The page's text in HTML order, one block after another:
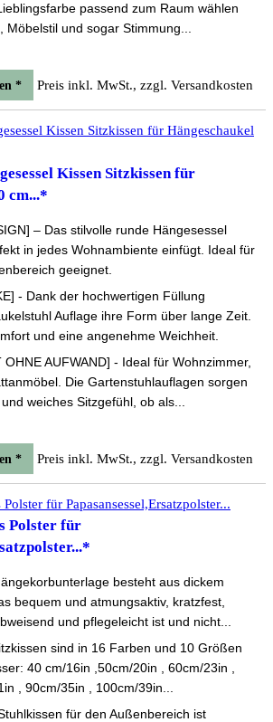
passend zum Raum wählen
und sogar Stimmung...
* Preis inkl. MwSt., zzgl. Versandkosten
Kissen Sitzkissen für
cm...*
– Das stilvolle runde Hängesessel
in jedes Wohnambiente einfügt. Ideal für
geeignet.
- Dank der hochwertigen Füllung
Auflage ihre Form über lange Zeit.
und eine angenehme Weichheit.
OHNE AUFWAND] - Ideal für Wohnzimmer,
Die Gartenstuhlauflagen sorgen
weiches Sitzgefühl, ob als...
* Preis inkl. MwSt., zzgl. Versandkosten
Polster für
besteht aus dickem
bequem und atmungsaktiv, kratzfest,
und pflegeleicht ist und nicht...
sind in 16 Farben und 10 Größen
40 cm/16in ,50cm/20in , 60cm/23in ,
, 90cm/35in , 100cm/39in...
für den Außenbereich ist